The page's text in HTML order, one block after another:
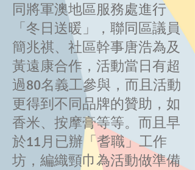
同將軍澳地區服務處進行
「冬日送暖」，聯同區議員
簡兆祺、社區幹事唐浩為及
黃遠康合作，活動當日有超
過80名義工參與，而且活動
更得到不同品牌的贊助，如
香米、按摩膏等等。而且早
於11月已辦「耆職」工作
坊，編織頸巾為活動做準備